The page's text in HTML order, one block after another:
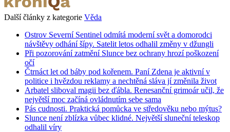
Další články z kategorie Věda
Ostrov Severní Sentinel odmítá moderní svět a domorodci
návštěvy odhání šípy. Satelit letos odhalil změny v džungli
Při pozorování zatmění Slunce bez ochrany hrozí poškození
očí
Čtrnáct let od báby pod kořenem. Paní Zdena je aktivní v
politice i hvězdou reklamy a nechtěná sláva jí změnila život
Arbatel sliboval magii bez ďábla. Renesanční grimoár učil, že
největší moc začíná ovládnutím sebe sama
Pás cudnosti. Praktická pomůcka ve středověku nebo mýtus?
Slunce není zblízka vůbec klidné. Největší sluneční teleskop
odhalil víry